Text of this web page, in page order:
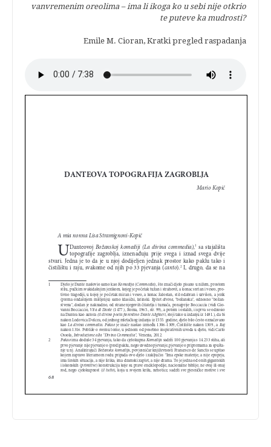
vanvremenim oreolima – ima li ikoga ko u sebi nije otkrio
te puteve ka mudrosti?
Emile M. Cioran, Kratki pregled raspadanja